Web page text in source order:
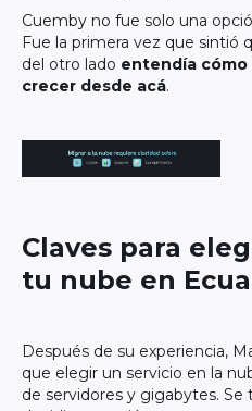
Cuemby no fue solo una
Fue la primera vez que sintió
del otro lado entendía cómo
crecer desde acá.
Claves para
tu nube en
Después de su experiencia,
que elegir un servicio en la
de servidores y gigabytes. Se